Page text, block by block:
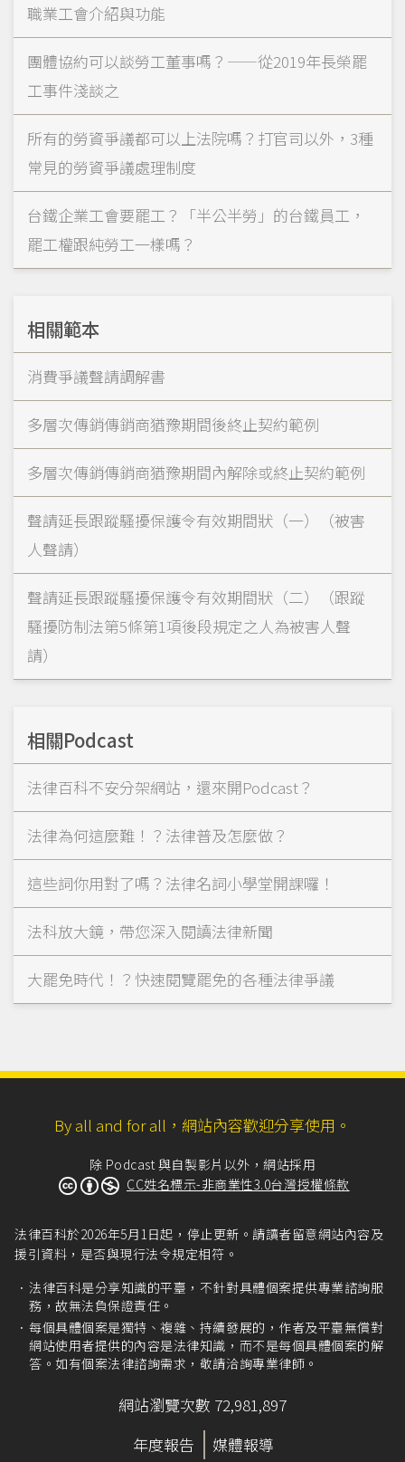
職業工會介紹與功能
團體協約可以談勞工董事嗎？——從2019年長榮罷
工事件淺談之
所有的勞資爭議都可以上法院嗎？打官司以外，3種
常見的勞資爭議處理制度
台鐵企業工會要罷工？「半公半勞」的台鐵員工，
罷工權跟純勞工一樣嗎？
相關範本
消費爭議聲請調解書
多層次傳銷傳銷商猶豫期間後終止契約範例
多層次傳銷傳銷商猶豫期間內解除或終止契約範例
聲請延長跟蹤騷擾保護令有效期間狀（一）（被害
人聲請）
聲請延長跟蹤騷擾保護令有效期間狀（二）（跟蹤
騷擾防制法第5條第1項後段規定之人為被害人聲
請）
相關Podcast
法律百科不安分架網站，還來開Podcast？
法律為何這麼難！？法律普及怎麼做？
這些詞你用對了嗎？法律名詞小學堂開課囉！
法科放大鏡，帶您深入閱讀法律新聞
大罷免時代！？快速閱覽罷免的各種法律爭議
By all and for all，網站內容歡迎分享使用。
除 Podcast 與自製影片以外，網站採用
CC姓名標示-非商業性3.0台灣授權條款
法律百科於2026年5月1日起，停止更新。請讀者留意網站內容及
援引資料，是否與現行法令規定相符。
法律百科是分享知識的平臺，不針對具體個案提供專業諮詢服
務，故無法負保證責任。
每個具體個案是獨特、複雜、持續發展的，作者及平臺無償對
網站使用者提供的內容是法律知識，而不是每個具體個案的解
答。如有個案法律諮詢需求，敬請洽詢專業律師。
網站瀏覽次數 72,981,897
年度報告
媒體報導